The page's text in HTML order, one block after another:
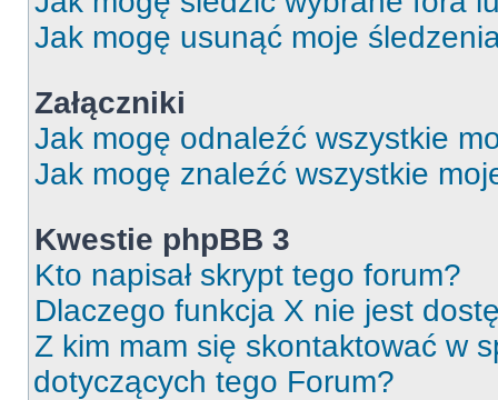
Jak mogę usunąć moje
Załączniki
Jak mogę odnaleźć wszystkie
Jak mogę znaleźć wszystkie
Kwestie phpBB 3
Kto napisał skrypt tego forum?
Dlaczego funkcja X nie jest
Z kim mam się skontaktować w
dotyczących tego Forum?